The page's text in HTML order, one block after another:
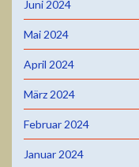
Juni 2024
Mai 2024
April 2024
März 2024
Februar 2024
Januar 2024